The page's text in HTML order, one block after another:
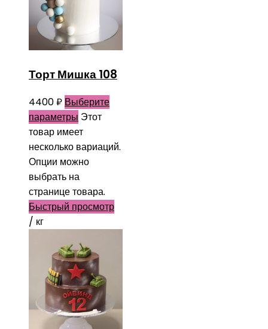
Торт Мишка 108
4400₽ Выберите
параметры Этот
товар имеет
несколько вариаций.
Опции можно
выбрать на
странице товара.
Быстрый просмотр
/ кг